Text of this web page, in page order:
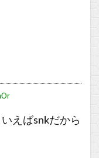
えばsnkだから